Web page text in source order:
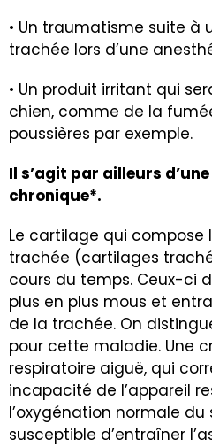
• Un traumatisme suite à
trachée lors d’une
• Un produit irritant qui
chien, comme de la
poussières par exemple.
Il s’agit par ailleurs
chronique*.
Le cartilage qui compose
trachée (cartilages
cours du temps. Ceux-ci
plus en plus mous et
de la trachée. On
pour cette maladie. Une
respiratoire aiguë, qui
incapacité de l’appareil
l’oxygénation normale
susceptible d’entraîner